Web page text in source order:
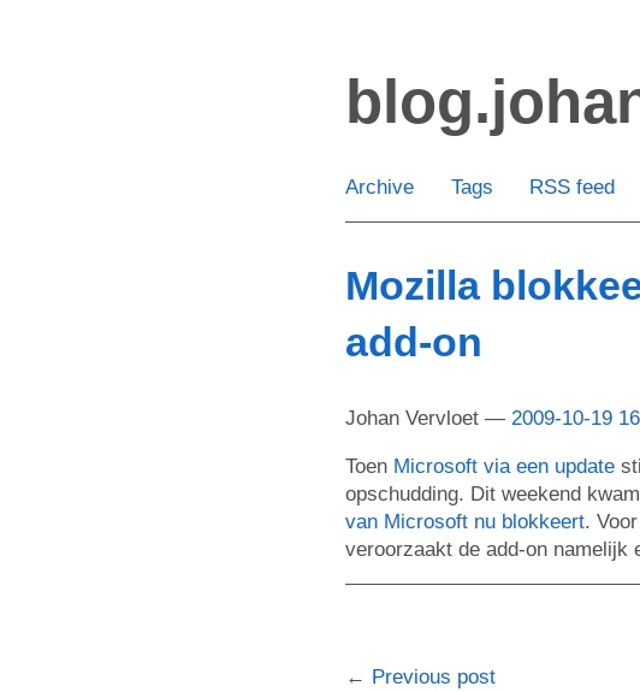
Archive Tags RSS feed
Mozilla
add-on
Johan Vervloet 2009-10-19
Toen Microsoft via een update
opschudding. Dit weekend
van Microsoft nu blokkeert.
veroorzaakt de add-on namelijk
Previous post